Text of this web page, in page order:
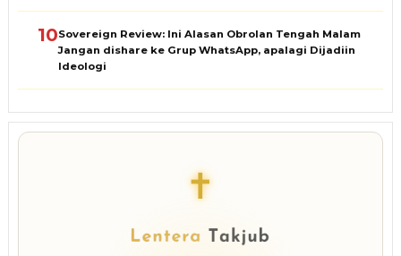
10Sovereign Review: Ini Alasan Obrolan Tengah Malam
Jangan dishare ke Grup WhatsApp, apalagi Dijadiin
Ideologi
✝